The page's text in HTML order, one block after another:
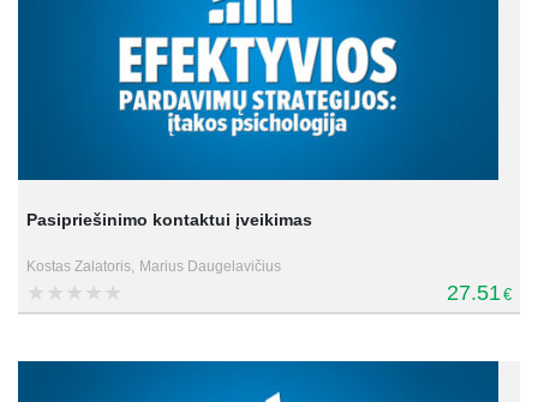
Pasipriešinimo kontaktui įveikimas
Kostas Zalatoris, Marius Daugelavičius
27.51 €